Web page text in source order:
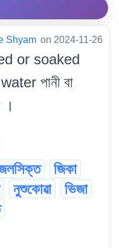
Shyam on 2024-11-26
or soaked
পানী বা
।
জিকা
নুশুকোৱা
ভিজা